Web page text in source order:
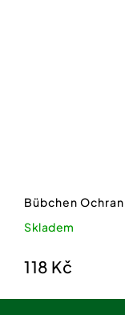
Bübchen
Skladem
118 Kč